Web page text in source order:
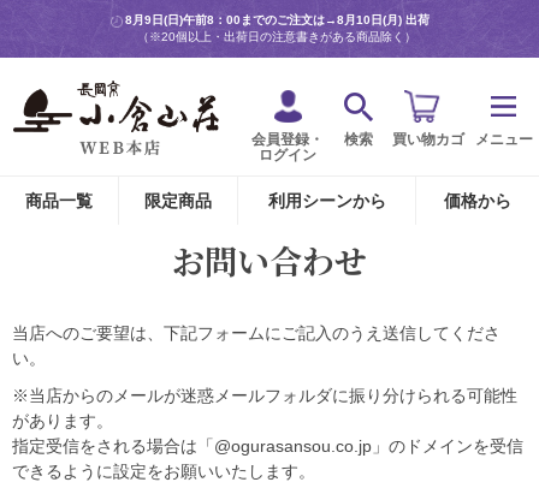
8月9日(日)午前8：00までのご注文は→8月10日(月) 出荷
（※20個以上・出荷日の注意書きがある商品除く）
会員登録・
ログイン
検索 買い物カゴ メニュー
商品一覧 限定商品 利用シーンから 価格から
お問い合わせ
当店へのご要望は、下記フォームにご記入のうえ送信してくださ
い。
※当店からのメールが迷惑メールフォルダに振り分けられる可能性
があります。
指定受信をされる場合は「@ogurasansou.co.jp」のドメインを受信
できるように設定をお願いいたします。